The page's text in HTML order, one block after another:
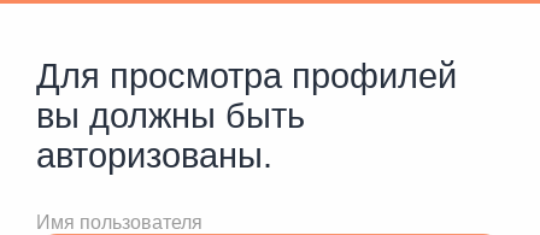
Для просмотра профилей
вы должны быть
авторизованы.
Имя пользователя